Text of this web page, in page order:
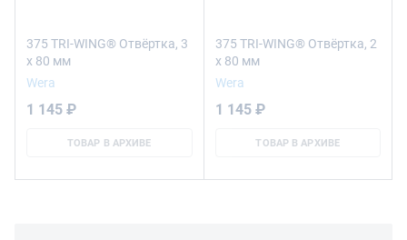
375 TRI-WING® Отвёртка, 3
x 80 мм
Wera
1 145 ₽
ТОВАР В АРХИВЕ
375 TRI-WING® Отвёртка, 2
x 80 мм
Wera
1 145 ₽
ТОВАР В АРХИВЕ